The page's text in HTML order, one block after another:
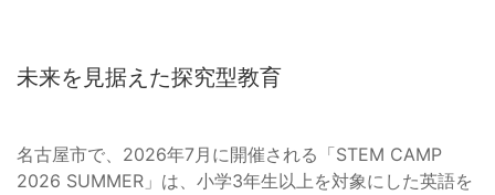
未来を見据えた探究型教育
名古屋市で、2026年7月に開催される「STEM CAMP
2026 SUMMER」は、小学3年生以上を対象にした英語を